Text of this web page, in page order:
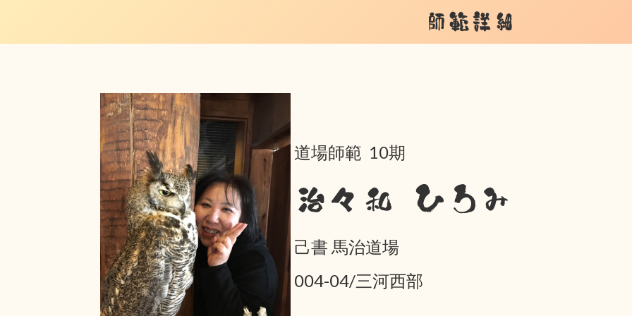
師範詳細
道場師範 10期
治々和 ひろみ
己書 馬治道場
004-04/三河西部